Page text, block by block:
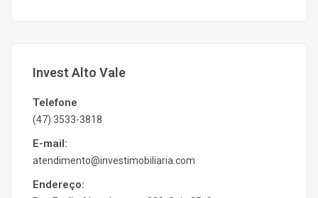
Invest Alto Vale
Telefone
(47) 3533-3818
E-mail:
atendimento@investimobiliaria.com
Endereço: